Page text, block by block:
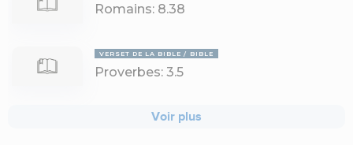
Romains: 8.38
VERSET DE LA BIBLE BIBLE
Proverbes: 3.5
Voir plus